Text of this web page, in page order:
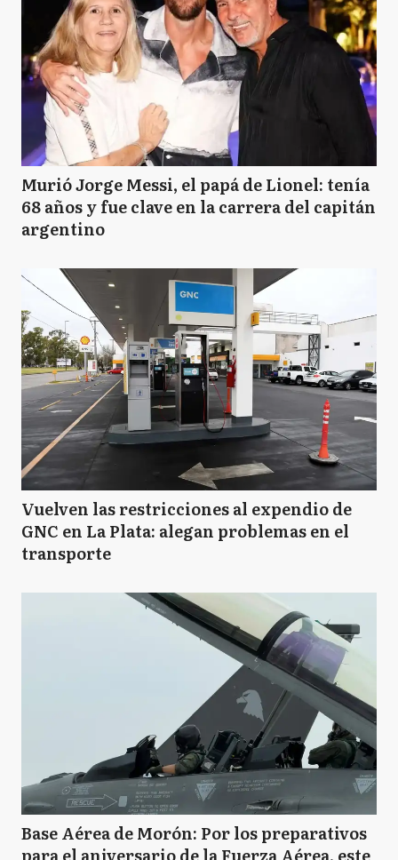
Murió Jorge Messi, el papá de Lionel: tenía
68 años y fue clave en la carrera del capitán
argentino
Vuelven las restricciones al expendio de
GNC en La Plata: alegan problemas en el
transporte
Base Aérea de Morón: Por los preparativos
para el aniversario de la Fuerza Aérea, este